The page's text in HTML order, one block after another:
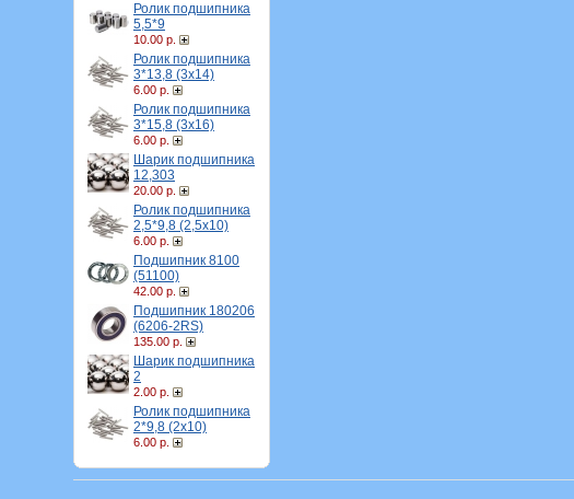
Ролик подшипника
5,5*9
10.00 р.
Ролик подшипника
3*13,8 (3х14)
6.00 р.
Ролик подшипника
3*15,8 (3х16)
6.00 р.
Шарик подшипника
12,303
20.00 р.
Ролик подшипника
2,5*9,8 (2,5х10)
6.00 р.
Подшипник 8100
(51100)
42.00 р.
Подшипник 180206
(6206-2RS)
135.00 р.
Шарик подшипника
2
2.00 р.
Ролик подшипника
2*9,8 (2х10)
6.00 р.